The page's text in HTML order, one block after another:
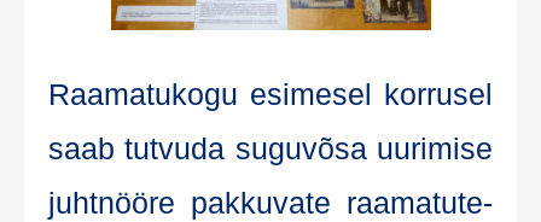
Raa­ma­tu­ko­gu esi­me­sel kor­ru­sel
saab tut­vu­da sugu­võ­sa uuri­mise
juht­nöö­re pak­ku­va­te raa­ma­tu­te­